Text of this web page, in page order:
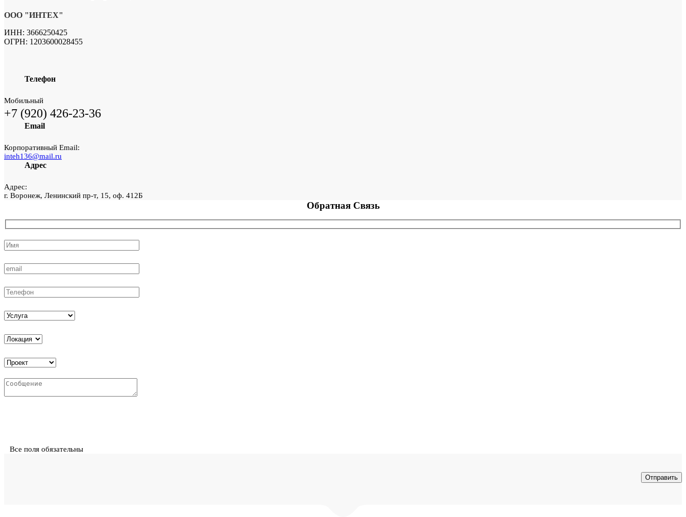
ООО "ИНТЕХ"
ИНН: 3666250425
ОГРН: 1203600028455
Телефон
Мобильный
+7 (920) 426-23-36
Email
Корпоративный Email:
inteh136@mail.ru
Адрес
Адрес:
г. Воронеж, Ленинский пр-т, 15, оф. 412Б
Обратная Связь
Все поля обязательны